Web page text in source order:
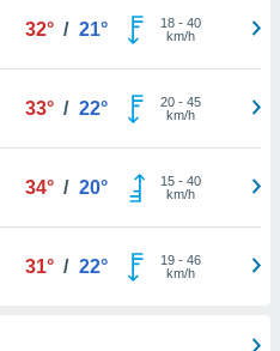
32° / 21° 18- 40
km/h
33° / 22° 20- 45
km/h
34° / 20° 15- 40
km/h
31° / 22° 19- 46
km/h